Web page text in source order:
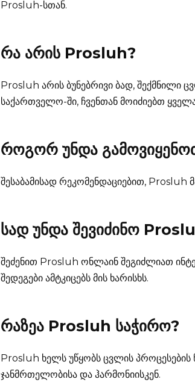
Prosluh-სთან.
რა არის Prosluh?
Prosluh არის ბუნებრივი ბად, შექმნილი
საქართველო-ში, ჩვენთან მოიძიებთ
როგორ უნდა
შესაბამისად რეკომენდაციებით,
სად უნდა შევიძინო
შეძენით Prosluh ონლაინ შეგიძლიათ
შედეგები ამტკიცებს მის ხარისხს.
რაზეა Prosluh საჭირო?
Prosluh ხელს უწყობს ცვლის პროცესების
ჯანმრთელობისა და ჰარმონიისკენ.